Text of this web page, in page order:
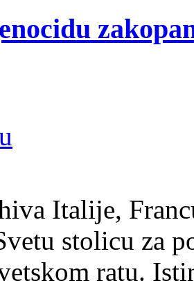
Italije,
stolicu za
ratu.